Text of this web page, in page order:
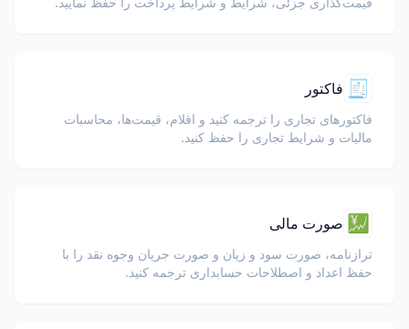
🧾 فاکتور
فاکتورهای تجاری را ترجمه کنید و اقلام، قیمت‌ها، محاسبات
مالیات و شرایط تجاری را حفظ کنید.
💹 صورت مالی
ترازنامه، صورت سود و زیان و صورت جریان وجوه نقد را با
حفظ اعداد و اصطلاحات حسابداری ترجمه کنید.